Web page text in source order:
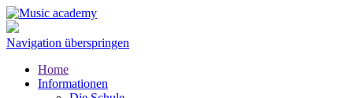
Navigation überspringen
Home
Informationen